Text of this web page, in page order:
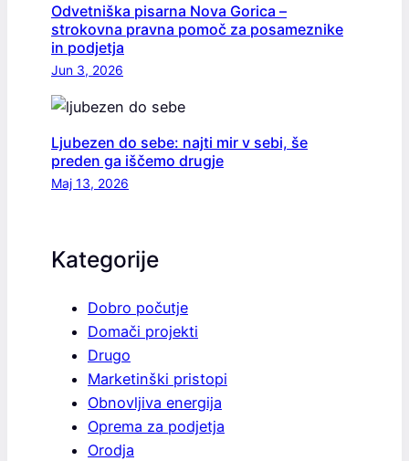
Odvetniška pisarna Nova Gorica –
strokovna pravna pomoč za posameznike
in podjetja
Jun 3, 2026
Ljubezen do sebe: najti mir v sebi, še
preden ga iščemo drugje
Maj 13, 2026
Kategorije
Dobro počutje
Domači projekti
Drugo
Marketinški pristopi
Obnovljiva energija
Oprema za podjetja
Orodja